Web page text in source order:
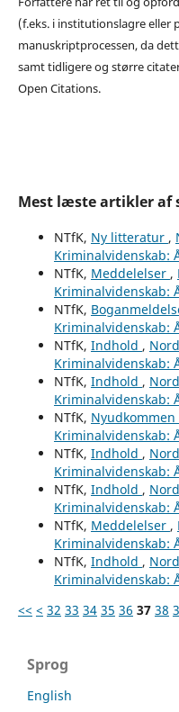
(f.eks. i institutionslagre eller
manuskriptprocessen, da
samt tidligere og større
Open Citations.
Mest læste artikler af
NTfK, Ny litteratur ,
Kriminalvidenskab:
NTfK, Meddelelser ,
Kriminalvidenskab:
NTfK,
Kriminalvidenskab:
NTfK, Indhold ,
Kriminalvidenskab:
NTfK, Indhold ,
Kriminalvidenskab:
NTfK,
Kriminalvidenskab:
NTfK, Indhold ,
Kriminalvidenskab:
NTfK, Indhold ,
Kriminalvidenskab:
NTfK, Meddelelser ,
Kriminalvidenskab:
NTfK, Indhold ,
Kriminalvidenskab:
<< < 32 33 34 35 36 37 38
Sprog
English